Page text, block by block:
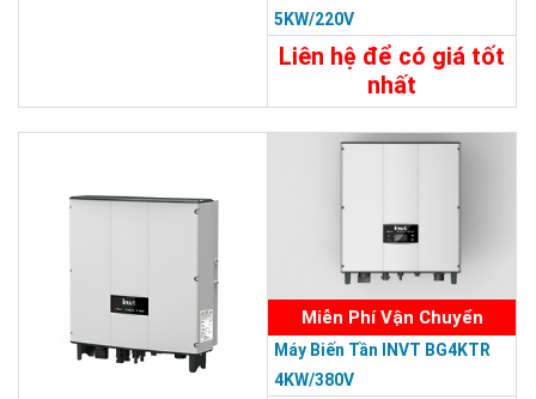
5KW/220V
Liên hệ để có giá tốt
nhất
Miễn Phí Vận Chuyển
Máy Biến Tần INVT BG4KTR
4KW/380V